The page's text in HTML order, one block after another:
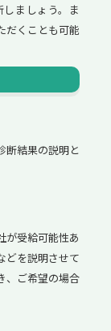
ましょう。ま
だくことも可能
断結果の説明と
が受給可能性あ
どを説明させて
、ご希望の場合